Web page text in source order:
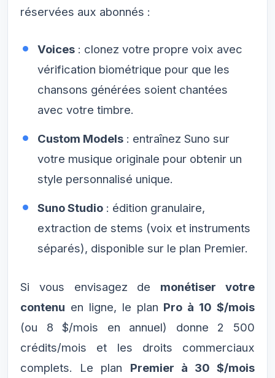
réservées aux abonnés :
Voices : clonez votre propre voix avec
vérification biométrique pour que les
chansons générées soient chantées
avec votre timbre.
Custom Models : entraînez Suno sur
votre musique originale pour obtenir un
style personnalisé unique.
Suno Studio : édition granulaire,
extraction de stems (voix et instruments
séparés), disponible sur le plan Premier.
Si vous envisagez de monétiser votre
contenu en ligne, le plan Pro à 10 $/mois
(ou 8 $/mois en annuel) donne 2 500
crédits/mois et les droits commerciaux
complets. Le plan Premier à 30 $/mois